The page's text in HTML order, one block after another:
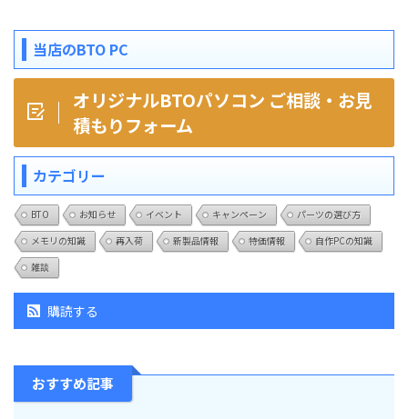
当店のBTO PC
オリジナルBTOパソコン ご相談・お見
積もりフォーム
カテゴリー
BTO お知らせ イベント キャンペーン
パーツの選び方
メモリの知識
再入荷 新製品情報 特価情報
自作PCの知識
雑談
購読する
おすすめ記事